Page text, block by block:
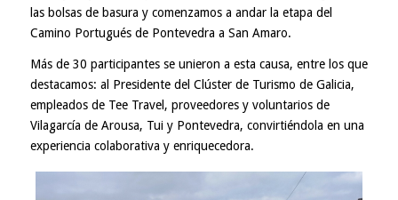
las bolsas de basura y comenzamos a andar la etapa del
Camino Portugués de Pontevedra a San Amaro.
Más de 30 participantes se unieron a esta causa, entre los que
destacamos: al Presidente del Clúster de Turismo de Galicia,
empleados de Tee Travel, proveedores y voluntarios de
Vilagarcía de Arousa, Tui y Pontevedra, convirtiéndola en una
experiencia colaborativa y enriquecedora.